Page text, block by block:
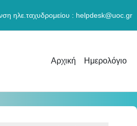
ηλε.ταχυδρομείου : helpdesk@uoc.gr
Αρχική Ημερολόγιο